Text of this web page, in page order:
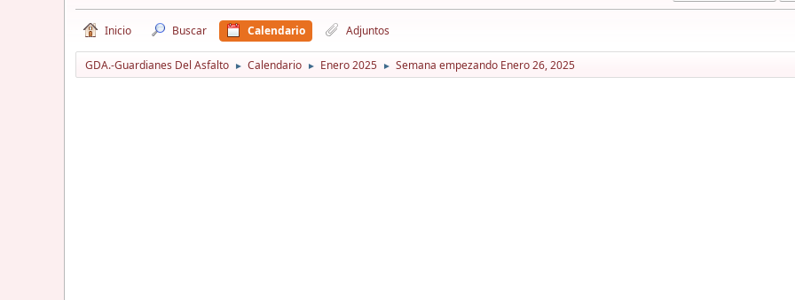
Inicio Buscar Calendario Adjuntos
GDA.-Guardianes Del Asfalto ► Calendario ► Enero 2025 ► Semana empezando Enero 26, 2025